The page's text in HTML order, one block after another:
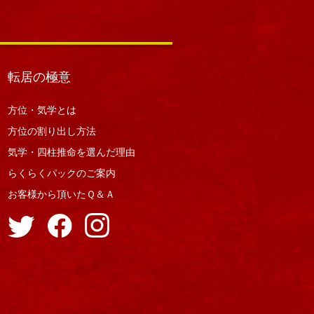
転居の極意
方位・気学とは
方位の割り出し方法
気学・四柱推命を選んだ理由
らくらくパックのご案内
お客様から頂いたＱ＆Ａ